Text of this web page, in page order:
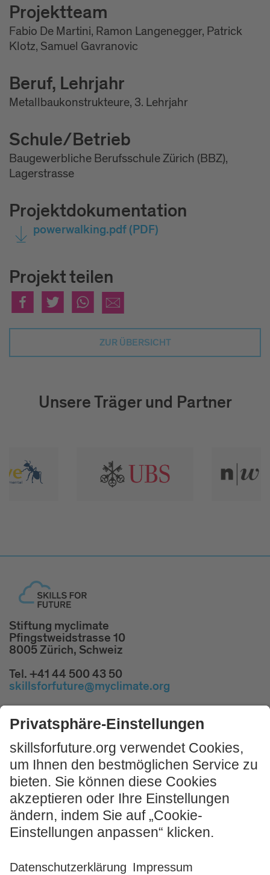
Projektteam
Fabio De Martini, Ramon Langenegger, Patrick
Klotz, Samuel Gavranovic
Beruf, Lehrjahr
Metallbaukonstrukteure, 3. Lehrjahr
Schule/Betrieb
Baugewerbliche Berufsschule Zürich (BBZ),
Lagerstrasse
Projektdokumentation
powerwalking.pdf(PDF)
Projekt teilen
ZUR ÜBERSICHT
Unsere Träger und Partner
Stiftung myclimate
Pfingstweidstrasse 10
8005 Zürich, Schweiz
Tel. +41 44 500 43 50
skillsforfuture@myclimate.org
Impulsworkshop buchen!
JETZT MITMACHEN
Impressum und Nutzungshinweis
AGB